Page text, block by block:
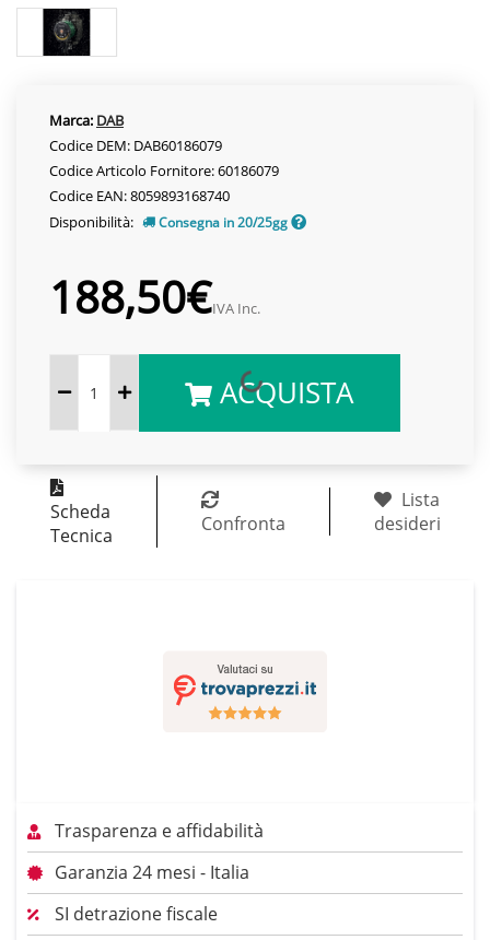
Marca: DAB
Codice DEM: DAB60186079
Codice Articolo Fornitore: 60186079
Codice EAN: 8059893168740
Disponibilità:
Consegna in 20/25gg
188,50€IVA Inc.
ACQUISTA
Scheda
Tecnica
Confronta
Lista
desideri
Trasparenza e affidabilità
Garanzia 24 mesi - Italia
SI detrazione fiscale